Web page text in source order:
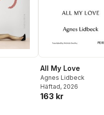
All My Love
Agnes Lidbeck
Häftad, 2026
163 kr